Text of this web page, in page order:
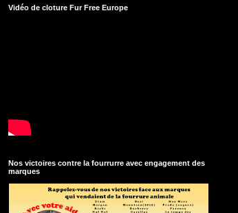
Vidéo de cloture Fur Free Europe
Nos victoires contre la fourrurre avec engagement des
marques